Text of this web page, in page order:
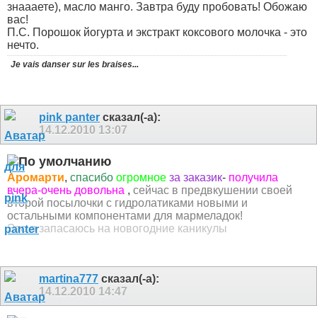
знаааете), масло манго. Завтра буду пробовать! Обожаю
вас!
П.С. Порошок йогурта и экстракт коксового молочка - это
нечто.
Je vais danser sur les braises...
pink panter сказал(-а):
14.12.2010 13:07
Аромарти, спасибо огромное за заказик- получила
вчера-очень довольна , сейчас в предвкушении своей
второй посылочки с гидролатиками новыми и
остальными компонентами для мармеладок!
Это я запасаюсь на новогодние каникулы
martina777 сказал(-а):
14.12.2010 14:47